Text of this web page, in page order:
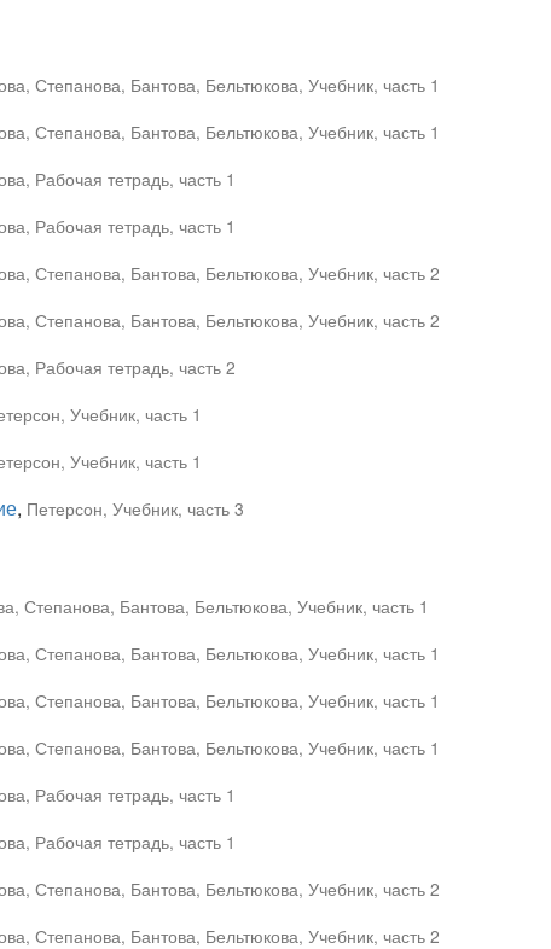
Степанова, Бантова, Бельтюкова, Учебник, часть 1
Степанова, Бантова, Бельтюкова, Учебник, часть 1
Рабочая тетрадь, часть 1
Рабочая тетрадь, часть 1
Степанова, Бантова, Бельтюкова, Учебник, часть 2
Степанова, Бантова, Бельтюкова, Учебник, часть 2
Рабочая тетрадь, часть 2
Учебник, часть 1
Учебник, часть 1
, Петерсон, Учебник, часть 3
Степанова, Бантова, Бельтюкова, Учебник, часть 1
Степанова, Бантова, Бельтюкова, Учебник, часть 1
Степанова, Бантова, Бельтюкова, Учебник, часть 1
Степанова, Бантова, Бельтюкова, Учебник, часть 1
Рабочая тетрадь, часть 1
Рабочая тетрадь, часть 1
Степанова, Бантова, Бельтюкова, Учебник, часть 2
Степанова, Бантова, Бельтюкова, Учебник, часть 2